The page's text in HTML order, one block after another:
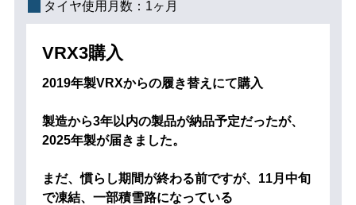
タイヤ使用月数： 1ヶ月
VRX3購入
2019年製VRXからの履き替えにて購入
製造から3年以内の製品が納品予定だったが、
2025年製が届きました。
まだ、慣らし期間が終わる前ですが、11月中旬
で凍結、一部積雪路になっている